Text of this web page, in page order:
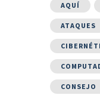
AQUÍ
ATAQUES
CONSEJO